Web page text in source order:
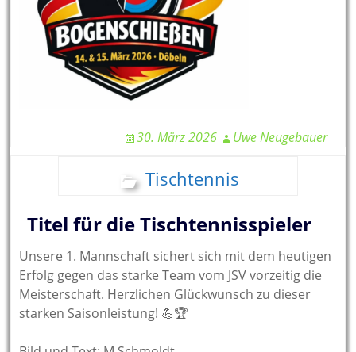
30. März 2026 Uwe Neugebauer
Tischtennis
Titel für die Tischtennisspieler
Unsere 1. Mannschaft sichert sich mit dem heutigen
Erfolg gegen das starke Team vom JSV vorzeitig die
Meisterschaft. Herzlichen Glückwunsch zu dieser
starken Saisonleistung! 💪🏆